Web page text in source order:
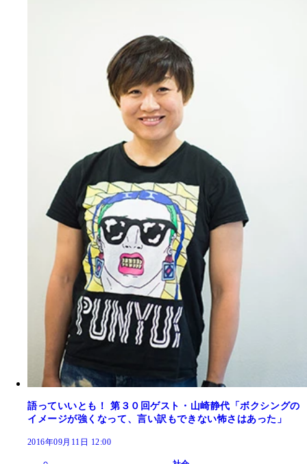
語っていいとも！ 第３０回ゲスト・山崎静代「ボクシングの
イメージが強くなって、言い訳もできない怖さはあった」
2016年09月11日 12:00